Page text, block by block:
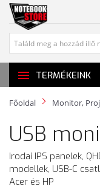
TERMÉKEINK
Főoldal Monitor,
USB
Irodai IPS panelek,
modellek, USB-C
Acer és HP